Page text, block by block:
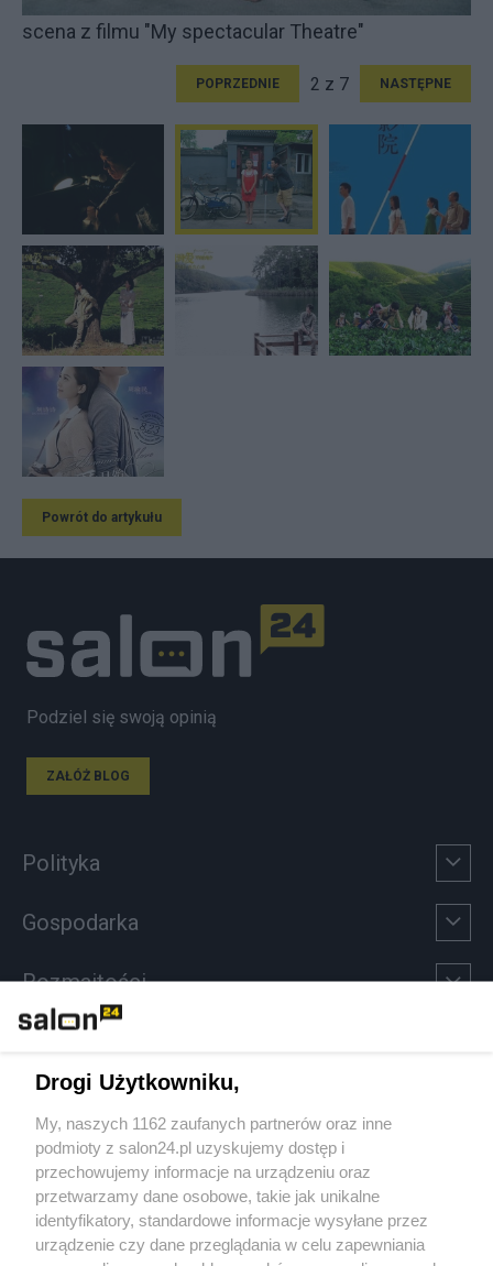
scena z filmu "My spectacular Theatre"
POPRZEDNIE 2 z 7 NASTĘPNE
Powrót do artykułu
Podziel się swoją opinią
ZAŁÓŻ BLOG
Polityka
Gospodarka
Rozmaitości
Sport
Społeczeństwo
Kultura
Drogi Użytkowniku,
My, naszych 1162 zaufanych partnerów oraz inne
podmioty z salon24.pl uzyskujemy dostęp i
przechowujemy informacje na urządzeniu oraz
przetwarzamy dane osobowe, takie jak unikalne
identyfikatory, standardowe informacje wysyłane przez
urządzenie czy dane przeglądania w celu zapewniania